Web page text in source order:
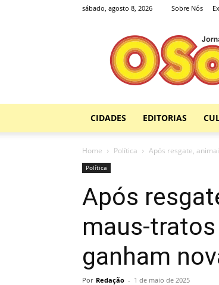
sábado, agosto 8, 2026 Sobre Nós
Jornal
O
Sol
CIDADES EDITORIAS
Home Política Após resgate,
Política
Após
maus-
ganham
Por Redação - 1 de maio de 2025